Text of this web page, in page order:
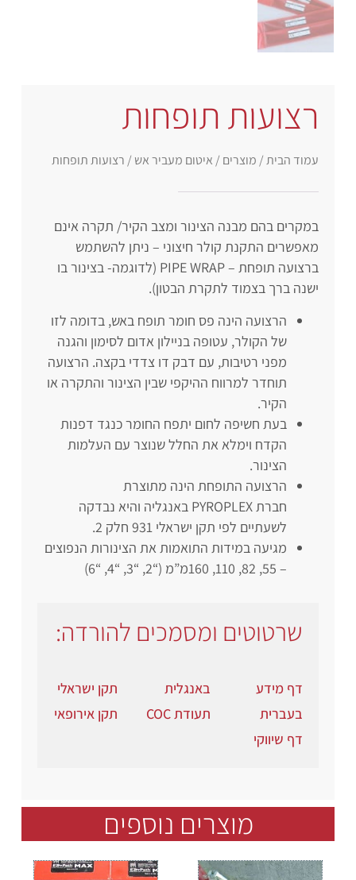
רצועות תופחות
עמוד הבית/מוצרים /איטום מעביר אש / רצועות תופחות
במקרים בהם מבנה הצינור ומצב הקיר/ תקרה אינם
מאפשרים התקנת קולר חיצוני – ניתן להשתמש
ברצועה תופחת – PIPE WRAP (לדוגמה- בצינור בו
ישנה ברך בצמוד לתקרת הבטון).
הרצועה הינה פס חומר תופח באש, בדומה לזו
של הקולר, עטופה בניילון אדום לסימון והגנה
מפני רטיבות, עם דבק דו צדדי בקצה. הרצועה
תוחדר למרווח ההיקפי שבין הצינור והתקרה או
הקיר.
בעת חשיפה לחום יתפח החומר כנגד דפנות
הקדח וימלא את החלל שנוצר עם העלמות
הצינור.
הרצועה התופחת הינה מתוצרת
חברת PYROPLEX באנגליה והיא נבדקה
לשעתיים לפי תקן ישראלי 931 חלק 2.
מגיעה במידות התואמות את הצינורות הנפוצים
– 55, 82, 110, 160מ”מ (“2, “3, “4, “6)
שרטוטים ומסמכים להורדה:
דף מידע
בעברית
דף שיווקי
באנגלית
תעודת COC
תקן ישראלי
תקן אירופאי
מוצרים נוספים